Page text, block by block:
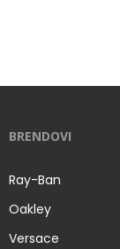
BRENDOVI
Ray-Ban
Oakley
Versace